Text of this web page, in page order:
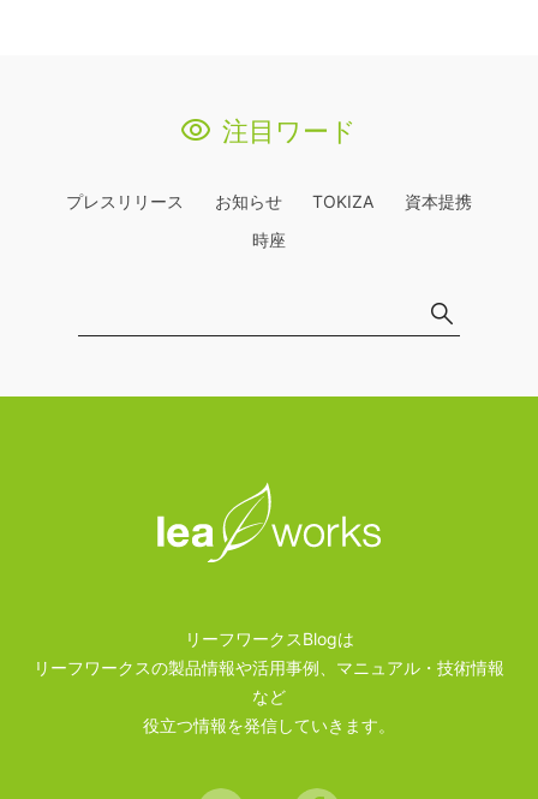
注目ワード
プレスリリース お知らせ TOKIZA
資本提携
時座
リーフワークスBlogは
リーフワークスの製品情報や活用事例、マニュアル・技術情報
など
役立つ情報を発信していきます。